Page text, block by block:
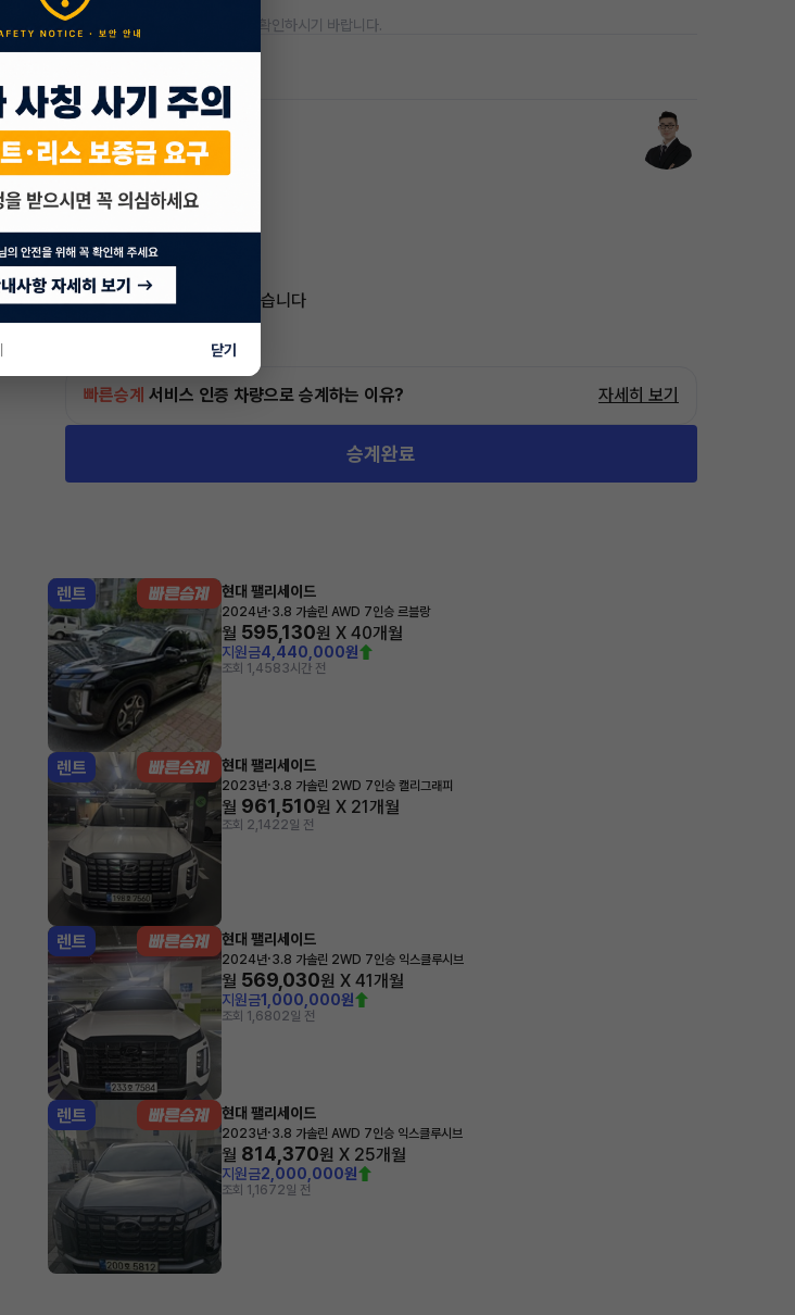
* 정확한 정보는 판매자와 반드시 확인하시기 바랍니다.
차량 위치
울산
박래철 매니저
전문교육수료 자격인증완료
통화가 부재중 이더라도
카톡 남겨주시면
늦더라도 답변 드리도록 하겠습니다
감사합니다
빠른승계 서비스 인증 차량으로 승계하는 이유? 자세히 보기
승계완료
렌트 현대 팰리세이드
2024년·3.8 가솔린 AWD 7인승 르블랑
월 595,130원 X 40개월
지원금4,440,000원
조회 1,4583시간 전
렌트 현대 팰리세이드
2023년·3.8 가솔린 2WD 7인승 캘리그래피
월 961,510원 X 21개월
조회 2,1422일 전
렌트 현대 팰리세이드
2024년·3.8 가솔린 2WD 7인승 익스클루시브
월 569,030원 X 41개월
지원금1,000,000원
조회 1,6802일 전
렌트 현대 팰리세이드
2023년·3.8 가솔린 AWD 7인승 익스클루시브
월 814,370원 X 25개월
지원금2,000,000원
조회 1,1672일 전
닫기